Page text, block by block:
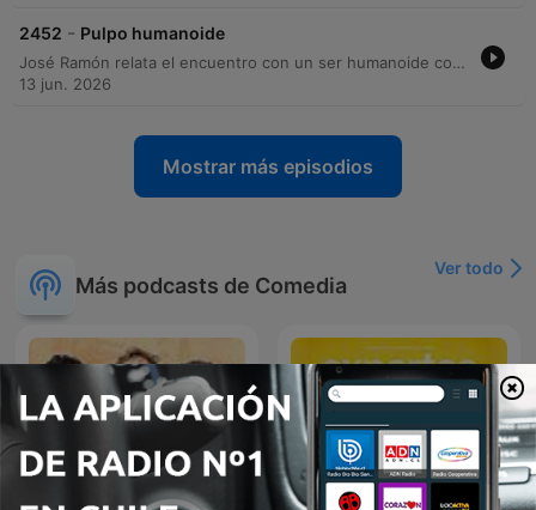
2452 - Pulpo humanoide
José Ramón relata el encuentro con un ser humanoide con apariencia de pulpo que llegó a su casa tras un accidente espacial. A pesar de la naturaleza extraordinaria del visitante, él y su esposa muestran una total falta de curiosidad, llegando incluso a aceptar un viaje al planeta de Andrómeda solo para evitar conflictos. Posteriormente, los entrevistados relatan cómo el ser los secuestró y mantuvo atados con cadenas de energía durante dos años y medio debido a su deseo de atención. La entrevista concluye con la revelación de que la esposa está embarazada del ser alienígena, manteniendo una actitud de total indiferencia ante el suceso.
13 jun. 2026
Mostrar más episodios
Más podcasts de Comedia
Ver todo